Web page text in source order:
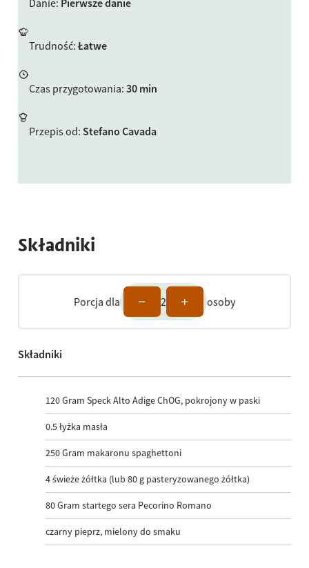
Trudność: Łatwe
Czas przygotowania: 30 min
Przepis od: Stefano Cavada
Składniki
Porcja dla 2 osoby
Składniki
120Gram Speck Alto Adige ChOG, pokrojony w paski
0.5łyżka masła
250Gram makaronu spaghettoni
4świeże żółtka (lub 80 g pasteryzowanego żółtka)
80Gram startego sera Pecorino Romano
czarny pieprz, mielony do smaku